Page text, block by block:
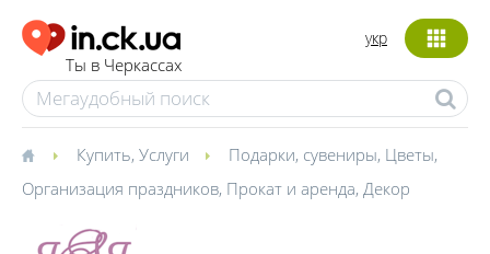
Ты в Черкассах
укр
Купить, Услуги Подарки, сувениры, Цветы,
Организация праздников, Прокат и аренда, Декор